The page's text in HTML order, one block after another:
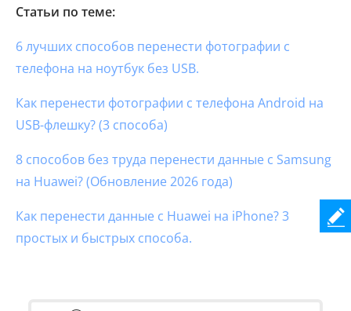
Статьи по теме:
6 лучших способов перенести фотографии с
телефона на ноутбук без USB.
Как перенести фотографии с телефона Android на
USB-флешку? (3 способа)
8 способов без труда перенести данные с Samsung
на Huawei? (Обновление 2026 года)
Как перенести данные с Huawei на iPhone? 3
простых и быстрых способа.